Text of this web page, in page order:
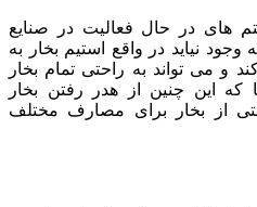
های در حال فعالیت در صنایع
نیاید در واقع استیم بخار به
و می تواند به راحتی تمام بخار
که این چنین از هدر رفتن بخار
از بخار برای مصارف مختلف